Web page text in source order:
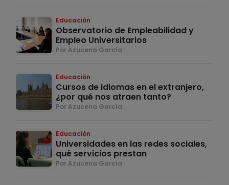
Educación
Observatorio de Empleabilidad y
Empleo Universitarios
Por Azucena García
Educación
Cursos de idiomas en el extranjero,
¿por qué nos atraen tanto?
Por Azucena García
Educación
Universidades en las redes sociales,
qué servicios prestan
Por Azucena García